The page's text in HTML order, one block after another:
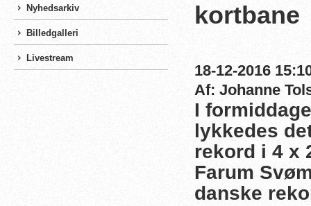
Nyhedsarkiv
Billedgalleri
Livestream
kortbane
18-12-2016
Af: Johanne
I
lykkedes
rekord i 4 x
Farum
danske